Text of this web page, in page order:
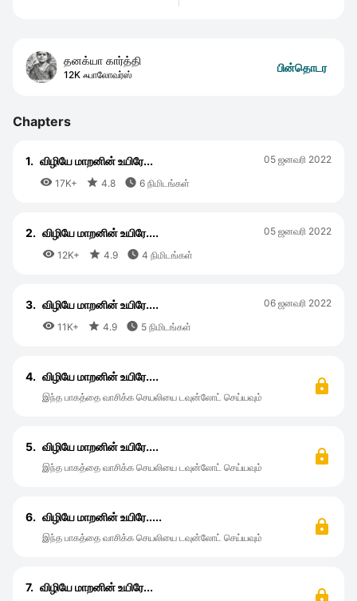
தனக்யா கார்த்தி
12K ஃபாலோவர்ஸ்
பின்தொடர
Chapters
1. விழியே மாறனின் உயிரே...
 17K+  4.8  6 நிமிடங்கள்
05 ஜனவரி 2022
2. விழியே மாறனின் உயிரே....
 12K+  4.9  4 நிமிடங்கள்
05 ஜனவரி 2022
3. விழியே மாறனின் உயிரே....
 11K+  4.9  5 நிமிடங்கள்
06 ஜனவரி 2022
4. விழியே மாறனின் உயிரே....
இந்த பாகத்தை வாசிக்க செயலியை டவுன்லோட் செய்யவும்
5. விழியே மாறனின் உயிரே....
இந்த பாகத்தை வாசிக்க செயலியை டவுன்லோட் செய்யவும்
6. விழியே மாறனின் உயிரே.....
இந்த பாகத்தை வாசிக்க செயலியை டவுன்லோட் செய்யவும்
7. விழியே மாறனின் உயிரே...